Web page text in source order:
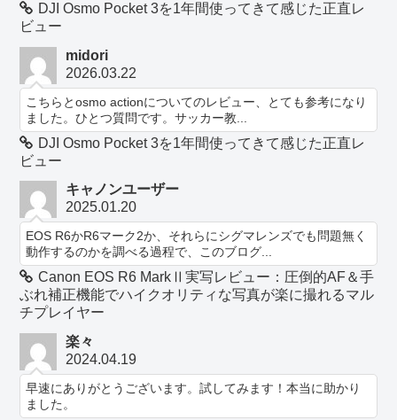
DJI Osmo Pocket 3を1年間使ってきて感じた正直レ
ビュー
midori
2026.03.22
こちらとosmo actionについてのレビュー、とても参考になり
ました。ひとつ質問です。サッカー教...
DJI Osmo Pocket 3を1年間使ってきて感じた正直レ
ビュー
キャノンユーザー
2025.01.20
EOS R6かR6マーク2か、それらにシグマレンズでも問題無く
動作するのかを調べる過程で、このブログ...
Canon EOS R6 MarkⅡ実写レビュー：圧倒的AF＆手
ぶれ補正機能でハイクオリティな写真が楽に撮れるマル
チプレイヤー
楽々
2024.04.19
早速にありがとうございます。試してみます！本当に助かり
ました。